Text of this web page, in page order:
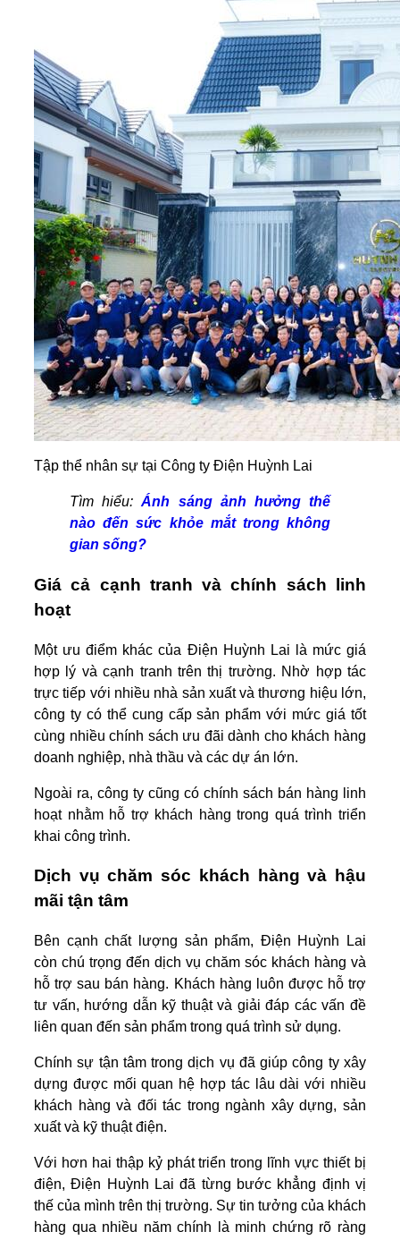
Tập thể nhân sự tại Công ty Điện Huỳnh Lai
Tìm hiểu:Ánh sáng ảnh hưởng thế
nào đến sức khỏe mắt trong không
gian sống?
Giá cả cạnh tranh và chính sách linh
hoạt
Một ưu điểm khác của Điện Huỳnh Lai là mức giá
hợp lý và cạnh tranh trên thị trường. Nhờ hợp tác
trực tiếp với nhiều nhà sản xuất và thương hiệu lớn,
công ty có thể cung cấp sản phẩm với mức giá tốt
cùng nhiều chính sách ưu đãi dành cho khách hàng
doanh nghiệp, nhà thầu và các dự án lớn.
Ngoài ra, công ty cũng có chính sách bán hàng linh
hoạt nhằm hỗ trợ khách hàng trong quá trình triển
khai công trình.
Dịch vụ chăm sóc khách hàng và hậu
mãi tận tâm
Bên cạnh chất lượng sản phẩm, Điện Huỳnh Lai
còn chú trọng đến dịch vụ chăm sóc khách hàng và
hỗ trợ sau bán hàng. Khách hàng luôn được hỗ trợ
tư vấn, hướng dẫn kỹ thuật và giải đáp các vấn đề
liên quan đến sản phẩm trong quá trình sử dụng.
Chính sự tận tâm trong dịch vụ đã giúp công ty xây
dựng được mối quan hệ hợp tác lâu dài với nhiều
khách hàng và đối tác trong ngành xây dựng, sản
xuất và kỹ thuật điện.
Với hơn hai thập kỷ phát triển trong lĩnh vực thiết bị
điện, Điện Huỳnh Lai đã từng bước khẳng định vị
thế của mình trên thị trường. Sự tin tưởng của khách
hàng qua nhiều năm chính là minh chứng rõ ràng